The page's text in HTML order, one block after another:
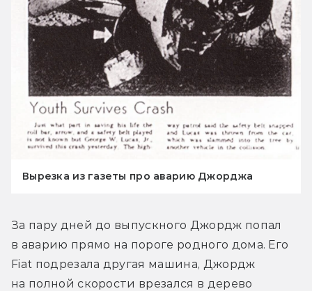
Вырезка из газеты про аварию Джорджа
За пару дней до выпускного Джордж попал
в аварию прямо на пороге родного дома. Его
Fiat подрезала другая машина, Джордж
на полной скорости врезался в дерево